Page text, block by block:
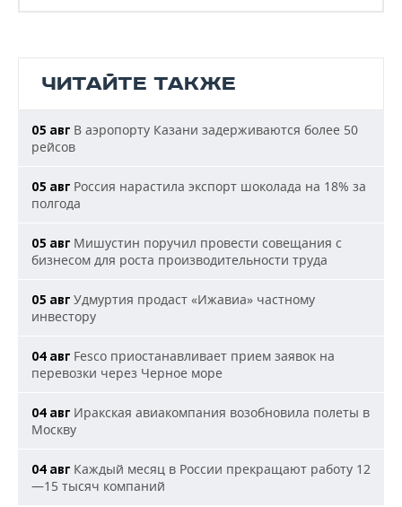
ЧИТАЙТЕ ТАКЖЕ
05 авг В аэропорту Казани задерживаются более 50
рейсов
05 авг Россия нарастила экспорт шоколада на 18% за
полгода
05 авг Мишустин поручил провести совещания с
бизнесом для роста производительности труда
05 авг Удмуртия продаст «Ижавиа» частному
инвестору
04 авг Fesco приостанавливает прием заявок на
перевозки через Черное море
04 авг Иракская авиакомпания возобновила полеты в
Москву
04 авг Каждый месяц в России прекращают работу 12
—15 тысяч компаний